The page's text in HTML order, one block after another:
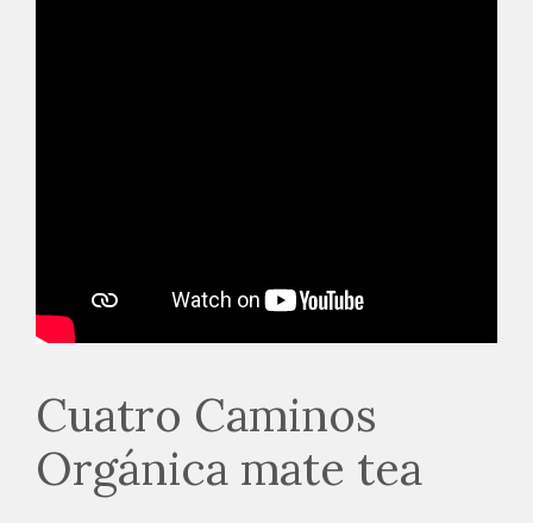
Cuatro Caminos
Orgánica mate tea